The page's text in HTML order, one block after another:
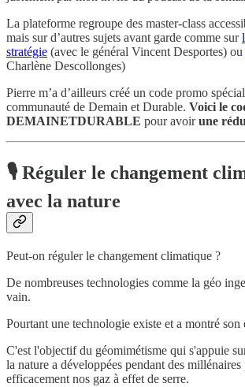
La plateforme regroupe des master-class
mais sur d’autres sujets avant garde comme sur
stratégie (avec le général Vincent Desportes) ou
Charlène Descollonges)
Pierre m’a d’ailleurs créé un code promo
communauté de Demain et Durable. Voici le
DEMAINETDURABLE pour avoirune
🎙️ Réguler le changement
avec la nature
Peut-on réguler le changement climatique ?
De nombreuses technologies comme la géo
vain.
Pourtant une technologie existe et a montré
C'est l'objectif du géomimétisme qui s'appuie
la nature a développées pendant des
efficacement nos gaz à effet de serre.